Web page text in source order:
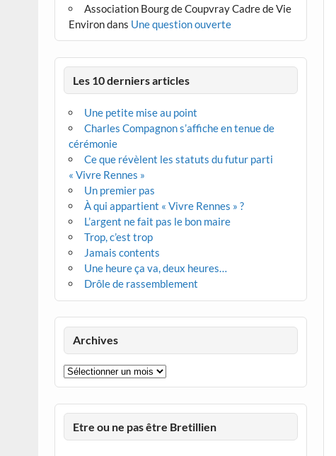
Association Bourg de Coupvray Cadre de Vie
Environdans Une question ouverte
Les 10 derniers articles
Une petite mise au point
Charles Compagnon s’affiche en tenue de
cérémonie
Ce que révèlent les statuts du futur parti
« Vivre Rennes »
Un premier pas
À qui appartient « Vivre Rennes » ?
L’argent ne fait pas le bon maire
Trop, c’est trop
Jamais contents
Une heure ça va, deux heures…
Drôle de rassemblement
Archives
Archives
Etre ou ne pas être Bretillien